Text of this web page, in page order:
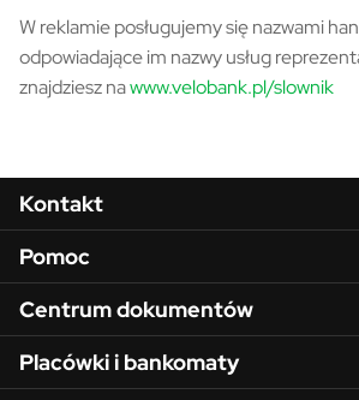
Słownik pojęć -
W reklamie posługujemy się nazwami
odpowiadające im nazwy usług
znajdziesz nawww.velobank.pl/slownik
Menu w stopce
Kontakt
Pomoc
Centrum dokumentów
Placówki i bankomaty